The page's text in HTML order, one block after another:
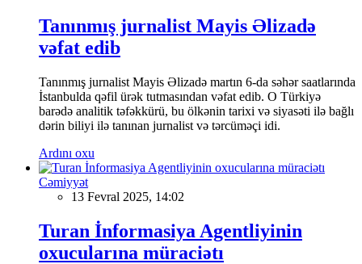
Tanınmış jurnalist Mayis Əlizadə
vəfat edib
Tanınmış jurnalist Mayis Əlizadə martın 6-da səhər saatlarında
İstanbulda qəfil ürək tutmasından vəfat edib. O Türkiyə
barədə analitik təfəkkürü, bu ölkənin tarixi və siyasəti ilə bağlı
dərin biliyi ilə tanınan jurnalist və tərcüməçi idi.
Ardını oxu
Cəmiyyət
13 Fevral 2025, 14:02
Turan İnformasiya Agentliyinin
oxucularına müraciətı